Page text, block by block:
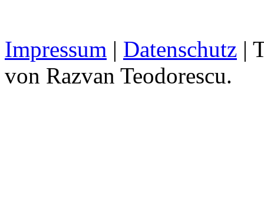
Impressum | Datenschutz |
von Razvan Teodorescu.